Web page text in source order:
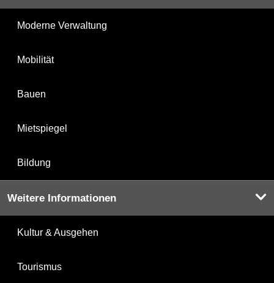
Moderne Verwaltung
Mobilität
Bauen
Mietspiegel
Bildung
Weitere Informationen
Kultur & Ausgehen
Tourismus